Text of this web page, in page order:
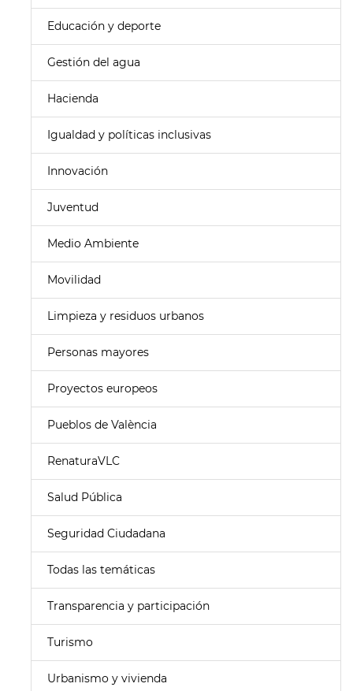
Educación y deporte
Gestión del agua
Hacienda
Igualdad y políticas inclusivas
Innovación
Juventud
Medio Ambiente
Movilidad
Limpieza y residuos urbanos
Personas mayores
Proyectos europeos
Pueblos de València
RenaturaVLC
Salud Pública
Seguridad Ciudadana
Todas las temáticas
Transparencia y participación
Turismo
Urbanismo y vivienda